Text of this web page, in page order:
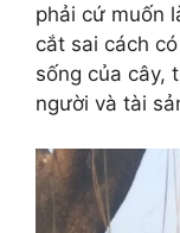
phải cứ muốn
cắt sai cách
sống của cây,
người và tài